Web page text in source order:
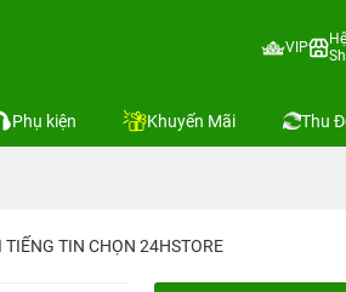
VIP
Phụ kiện Khuyến Mãi Thu
TIẾNG TIN CHỌN 24HSTORE